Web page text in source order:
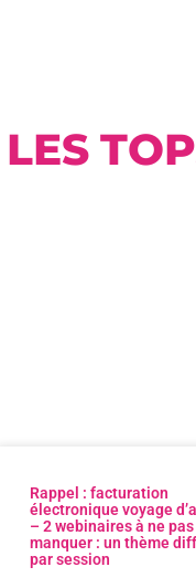
Rappel : facturation
électronique voyage
– 2 webinaires à ne pas
manquer : un thème
par session